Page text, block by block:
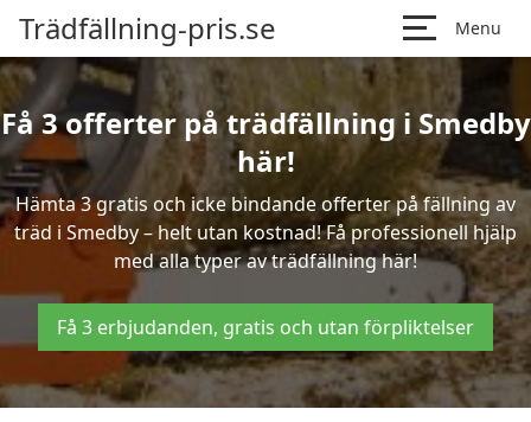
Trädfällning-pris.se Menu
Få 3 offerter på trädfällning i Smedby
här!
Hämta 3 gratis och icke bindande offerter på fällning av
träd i Smedby – helt utan kostnad! Få professionell hjälp
med alla typer av trädfällning här!
Få 3 erbjudanden, gratis och utan förpliktelser